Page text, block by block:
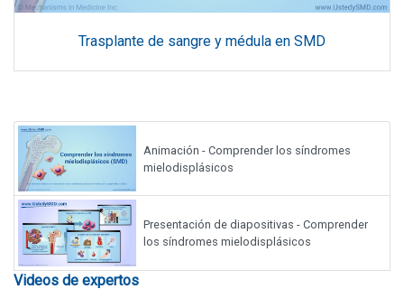
Trasplante de sangre y médula en SMD
Animación - Comprender los síndromes
mielodisplásicos
Presentación de diapositivas - Comprender
los síndromes mielodisplásicos
Videos de expertos